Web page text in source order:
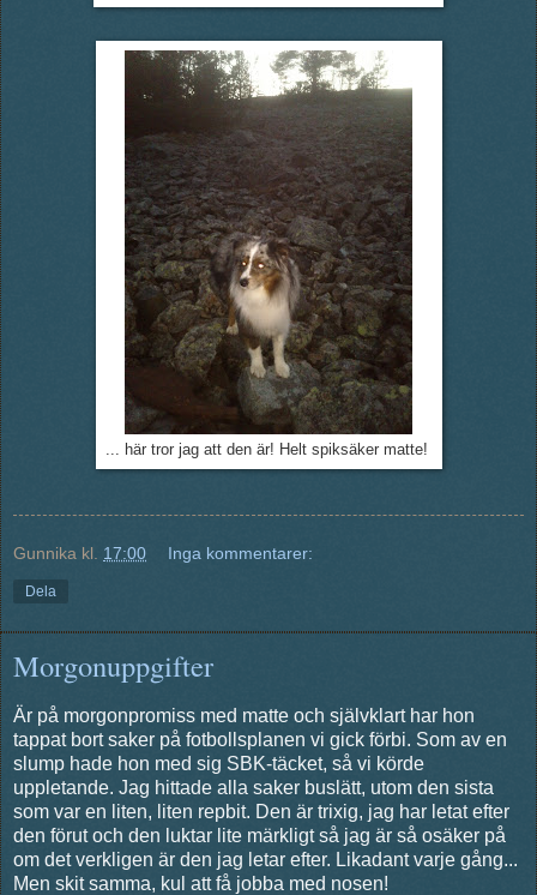
... här tror jag att den är! Helt spiksäker matte!
Gunnika kl. 17:00 Inga kommentarer:
Dela
Morgonuppgifter
Är på morgonpromiss med matte och självklart har hon
tappat bort saker på fotbollsplanen vi gick förbi. Som av en
slump hade hon med sig SBK-täcket, så vi körde
uppletande. Jag hittade alla saker buslätt, utom den sista
som var en liten, liten repbit. Den är trixig, jag har letat efter
den förut och den luktar lite märkligt så jag är så osäker på
om det verkligen är den jag letar efter. Likadant varje gång...
Men skit samma, kul att få jobba med nosen!